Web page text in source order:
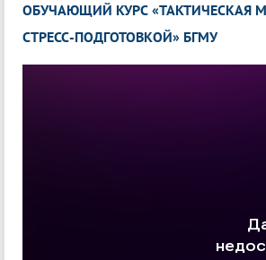
ОБУЧАЮЩИЙ КУРС «ТАКТИЧЕСКАЯ
СТРЕСС-ПОДГОТОВКОЙ» БГМУ